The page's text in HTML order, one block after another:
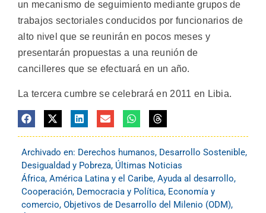
un mecanismo de seguimiento mediante grupos de
trabajos sectoriales conducidos por funcionarios de
alto nivel que se reunirán en pocos meses y
presentarán propuestas a una reunión de
cancilleres que se efectuará en un año.
La tercera cumbre se celebrará en 2011 en Libia.
Archivado en: Derechos humanos, Desarrollo Sostenible,
Desigualdad y Pobreza, Últimas Noticias
África, América Latina y el Caribe, Ayuda al desarrollo,
Cooperación, Democracia y Política, Economía y
comercio, Objetivos de Desarrollo del Milenio (ODM),